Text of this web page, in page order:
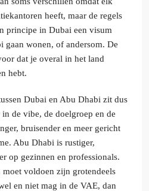
heeft, maar de regels
principe in Dubai een visum
gaan wonen, of andersom. De
dat je overal in het land
hebt.
Dubai en Abu Dhabi zit dus
de vibe, de doelgroep en de
bruisender en meer gericht
Abu Dhabi is rustiger,
op gezinnen en professionals.
moet voldoen zijn grotendeels
en niet mag in de VAE, dan